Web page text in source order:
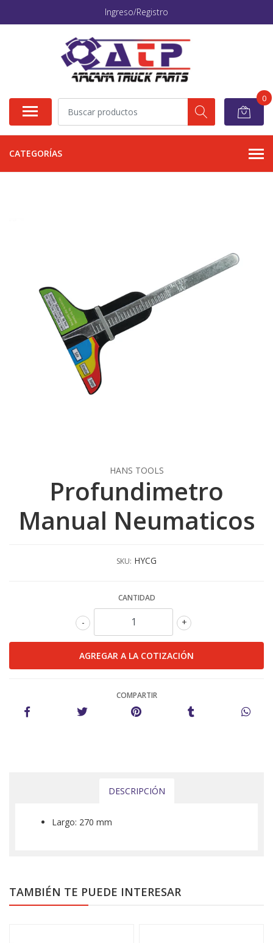
Ingreso/Registro
0
CATEGORÍAS
HANS TOOLS
Profundimetro
Manual Neumaticos
SKU: HYCG
CANTIDAD
+
-
COMPARTIR
DESCRIPCIÓN
Largo: 270 mm
TAMBIÉN TE PUEDE INTERESAR